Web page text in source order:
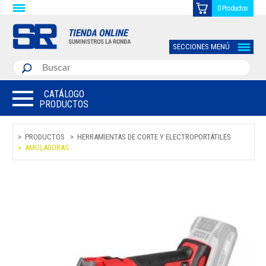
0 Productos
SECCIONES MENÚ
CATÁLOGO
PRODUCTOS
PRODUCTOS
HERRAMIENTAS DE CORTE Y ELECTROPORTÁTILES
AMOLADORAS